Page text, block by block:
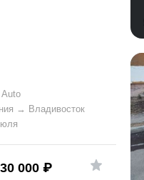
Auto
→ Владивосток
000 ₽